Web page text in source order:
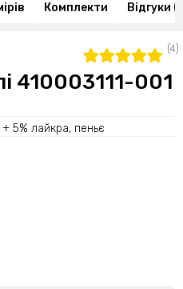
Комплекти Відгуки
(4)
410003111-001
5% лайкра, пеньє